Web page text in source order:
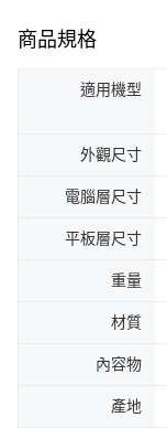
商品規格
適用機型
外觀尺寸
電腦層尺寸
平板層尺寸
重量
材質
內容物
產地